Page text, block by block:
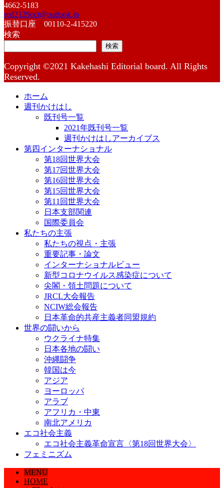
4662-5183
red2129oct@outlook.jp
振替口座 00110-2-415220
検索
検索
Copyright ©2021 Kakehashi Editorial board. All Rights
Reserved.
ホーム
週刊かけはし
既刊号一覧
2021年既刊号一覧
週刊かけはしアーカイブス
第四インターナショナル
第18回世界大会
第17回世界大会
第16回世界大会
第15回世界大会
第11回世界大会
日本支部関連
国際委員会
私たちの主張
私たちの視点・主張
重要記事・論文
インターナショナルビュー
新型コロナウイルス感染症について
尖閣・領土問題について
JRCL大会報告
NCIW総会報告
日本革命的共産主義者同盟規約
世界の闘いから
ウクライナ特集
日本各地の闘い
沖縄闘争
韓国は今
アジア
ヨーロッパ
アラブ
アフリカ・中東
南北アメリカ
エコ社会主義
エコ社会主義革命宣言〈第18回世界大会〉
フェミニズム
MENU
HOME